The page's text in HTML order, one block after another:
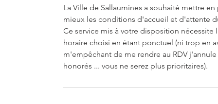
La Ville de Sallaumines a souhaité mettre
mieux les conditions d'accueil et d'attente
Ce service mis à votre disposition
horaire choisi en étant ponctuel (ni trop en
m'empêchant de me rendre au RDV
honorés ... vous ne serez plus prioritaires).